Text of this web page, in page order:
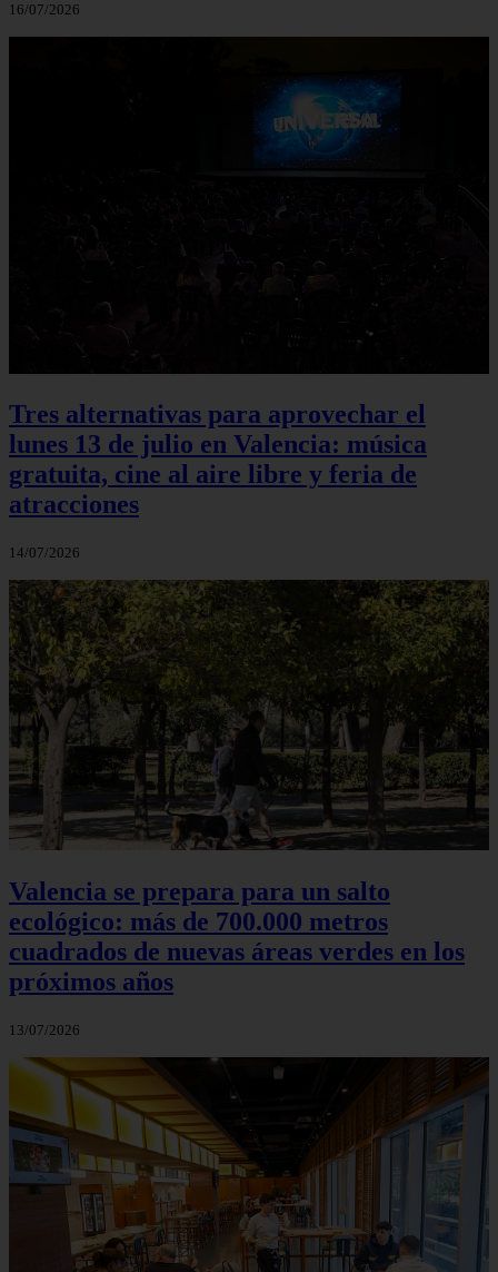
16/07/2026
Tres alternativas para aprovechar el
lunes 13 de julio en Valencia: música
gratuita, cine al aire libre y feria de
atracciones
14/07/2026
Valencia se prepara para un salto
ecológico: más de 700.000 metros
cuadrados de nuevas áreas verdes en los
próximos años
13/07/2026